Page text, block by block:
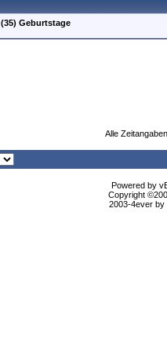
(35) Geburtstage
Alle
Powered by
Copyright
2003-4ever by